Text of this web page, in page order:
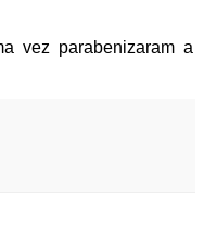
vez parabenizaram a